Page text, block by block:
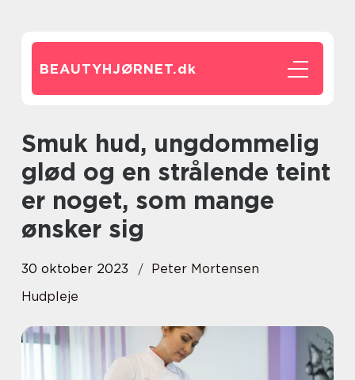
BEAUTYHJØRNET.dk
Smuk hud, ungdommelig
glød og en strålende teint
er noget, som mange
ønsker sig
30 oktober 2023
Peter Mortensen
Hudpleje